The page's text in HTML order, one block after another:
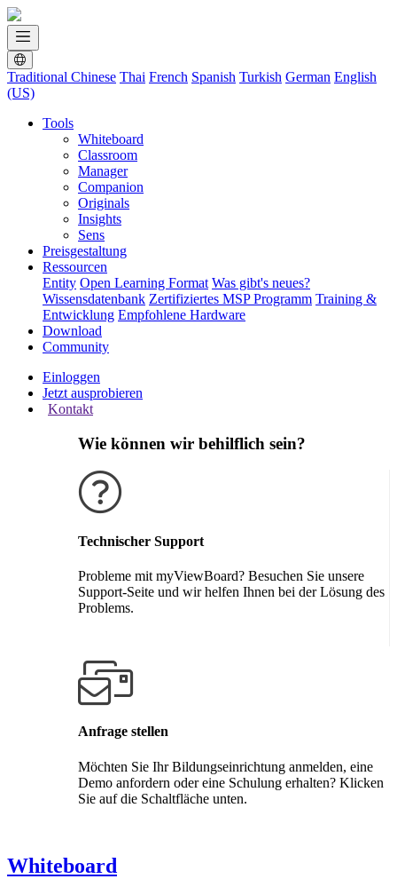
Traditional Chinese Thai French Spanish Turkish German English
(US)
Tools
Whiteboard
Classroom
Manager
Companion
Originals
Insights
Sens
Preisgestaltung
Ressourcen
Entity Open Learning Format Was gibt's neues?
Wissensdatenbank Zertifiziertes MSP Programm Training &
Entwicklung Empfohlene Hardware
Download
Community
Einloggen
Jetzt ausprobieren
Kontakt
Wie können wir behilflich sein?
Technischer Support
Probleme mit myViewBoard? Besuchen Sie unsere
Support-Seite und wir helfen Ihnen bei der Lösung des
Problems.
Anfrage stellen
Möchten Sie Ihr Bildungseinrichtung anmelden, eine
Demo anfordern oder eine Schulung erhalten? Klicken
Sie auf die Schaltfläche unten.
Whiteboard